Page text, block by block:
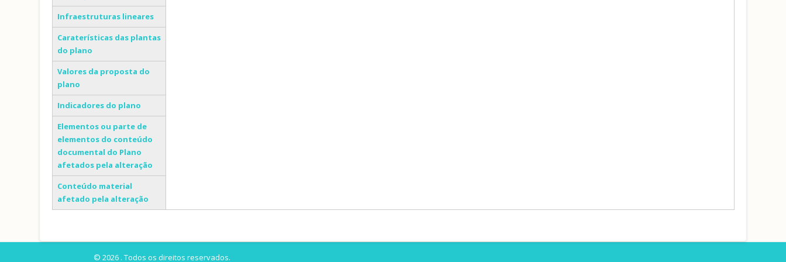
Infraestruturas lineares
Caraterísticas das plantas
do plano
Valores da proposta do
plano
Indicadores do plano
Elementos ou parte de
elementos do conteúdo
documental do Plano
afetados pela alteração
Conteúdo material
afetado pela alteração
© 2026 . Todos os direitos reservados.